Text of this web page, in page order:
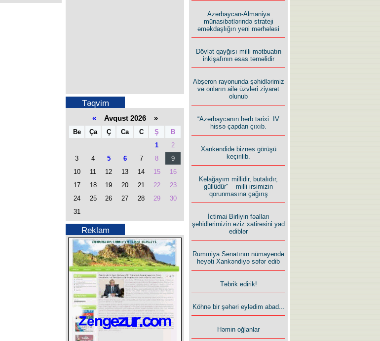
Təqvim
«Avqust 2026 »
Be Ça Ç Ca C Ş
B
1
2
3
4 5 6 7 8
9
10
11 12 13 14 15
16
17
18 19 20 21 22
23
24
25 26 27 28 29
30
31
Reklam
Azərbaycan-Almaniya
münasibətlərində strateji
əməkdaşlığın yeni mərhələsi
Dövlət qayğısı milli mətbuatın
inkişafının əsas təməlidir
Abşeron rayonunda şəhidlərimiz
və onların ailə üzvləri ziyarət
olunub
“Azərbaycanın hərb tarixi. IV
hissə çapdan çıxıb.
Xankəndidə biznes görüşü
keçirilib.
Kəlağayım millidir, butalıdır,
güllüdür" – milli irsimizin
qorunmasına çağırış
İctimai Birliyin fəalları
şəhidlərimizin əziz xatirəsini yad
ediblər
Rumıniya Senatının nümayəndə
heyəti Xankəndiyə səfər edib
Təbrik edirik!
Köhnə bir şəhəri eylədim abad...
Həmin oğlanlar